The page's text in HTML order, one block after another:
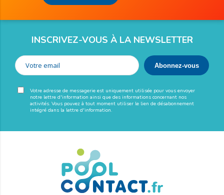
INSCRIVEZ-VOUS À LA NEWSLETTER
Votre adresse de messagerie est uniquement utilisée pour vous envoyer
notre lettre d'information ainsi que des informations concernant nos
activités. Vous pouvez à tout moment utiliser le lien de désabonnement
intégré dans la lettre d'information.